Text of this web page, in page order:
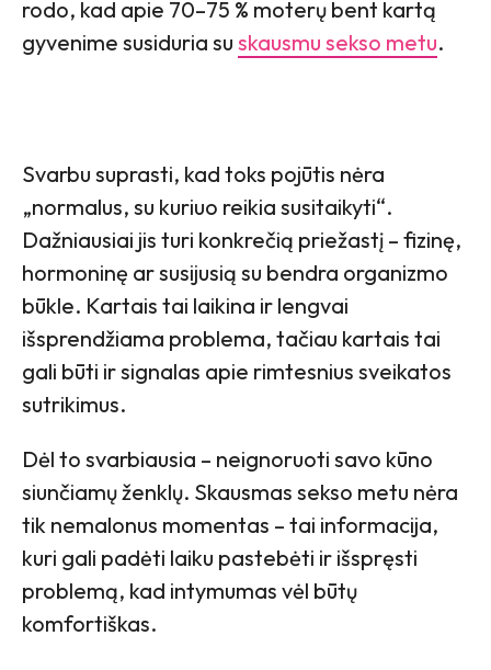
rodo, kad apie 70–75 % moterų bent kartą
gyvenime susiduria su skausmu sekso metu.
Svarbu suprasti, kad toks pojūtis nėra
„normalus, su kuriuo reikia susitaikyti“.
Dažniausiai jis turi konkrečią priežastį – fizinę,
hormoninę ar susijusią su bendra organizmo
būkle. Kartais tai laikina ir lengvai
išsprendžiama problema, tačiau kartais tai
gali būti ir signalas apie rimtesnius sveikatos
sutrikimus.
Dėl to svarbiausia – neignoruoti savo kūno
siunčiamų ženklų. Skausmas sekso metu nėra
tik nemalonus momentas – tai informacija,
kuri gali padėti laiku pastebėti ir išspręsti
problemą, kad intymumas vėl būtų
komfortiškas.